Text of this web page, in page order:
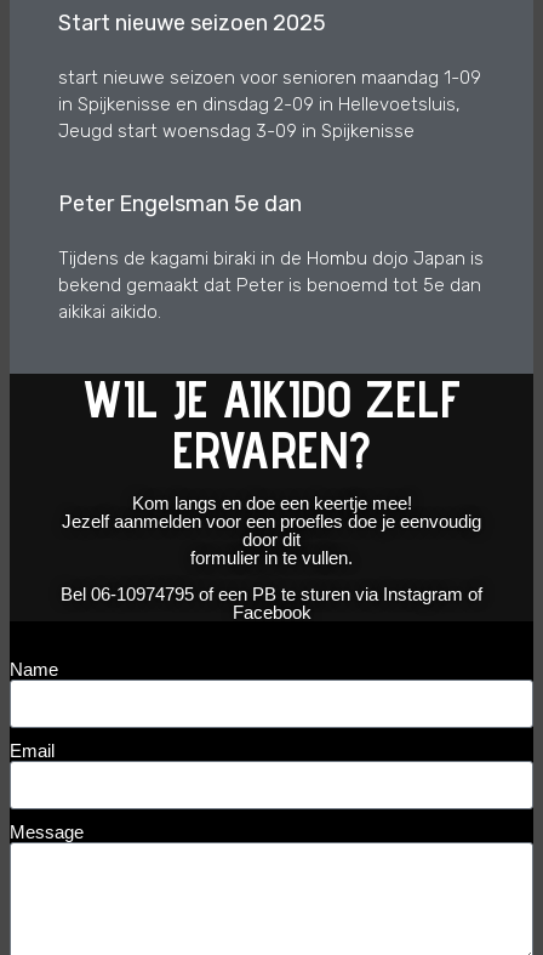
Start nieuwe seizoen 2025
start nieuwe seizoen voor senioren maandag 1-09
in Spijkenisse en dinsdag 2-09 in Hellevoetsluis,
Jeugd start woensdag 3-09 in Spijkenisse
Peter Engelsman 5e dan
Tijdens de kagami biraki in de Hombu dojo Japan is
bekend gemaakt dat Peter is benoemd tot 5e dan
aikikai aikido.
WIL JE AIKIDO ZELF
ERVAREN?
Kom langs en doe een keertje mee!
Jezelf aanmelden voor een proefles doe je eenvoudig
door dit
formulier in te vullen.
Bel 06-10974795 of een PB te sturen via Instagram of
Facebook
Name
Email
Message